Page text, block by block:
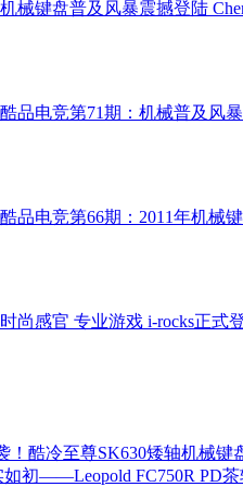
机械键盘普及风暴震撼登陆
酷品电竞第71期：机械普及风
酷品电竞第66期：2011年机械
时尚感官 专业游戏 i-rocks正式
！酷冷至尊SK630矮轴机械键
初——Leopold FC750R PD茶